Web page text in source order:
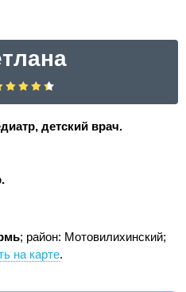
детский врач.
; район: Мотовилихинский;
на карте.